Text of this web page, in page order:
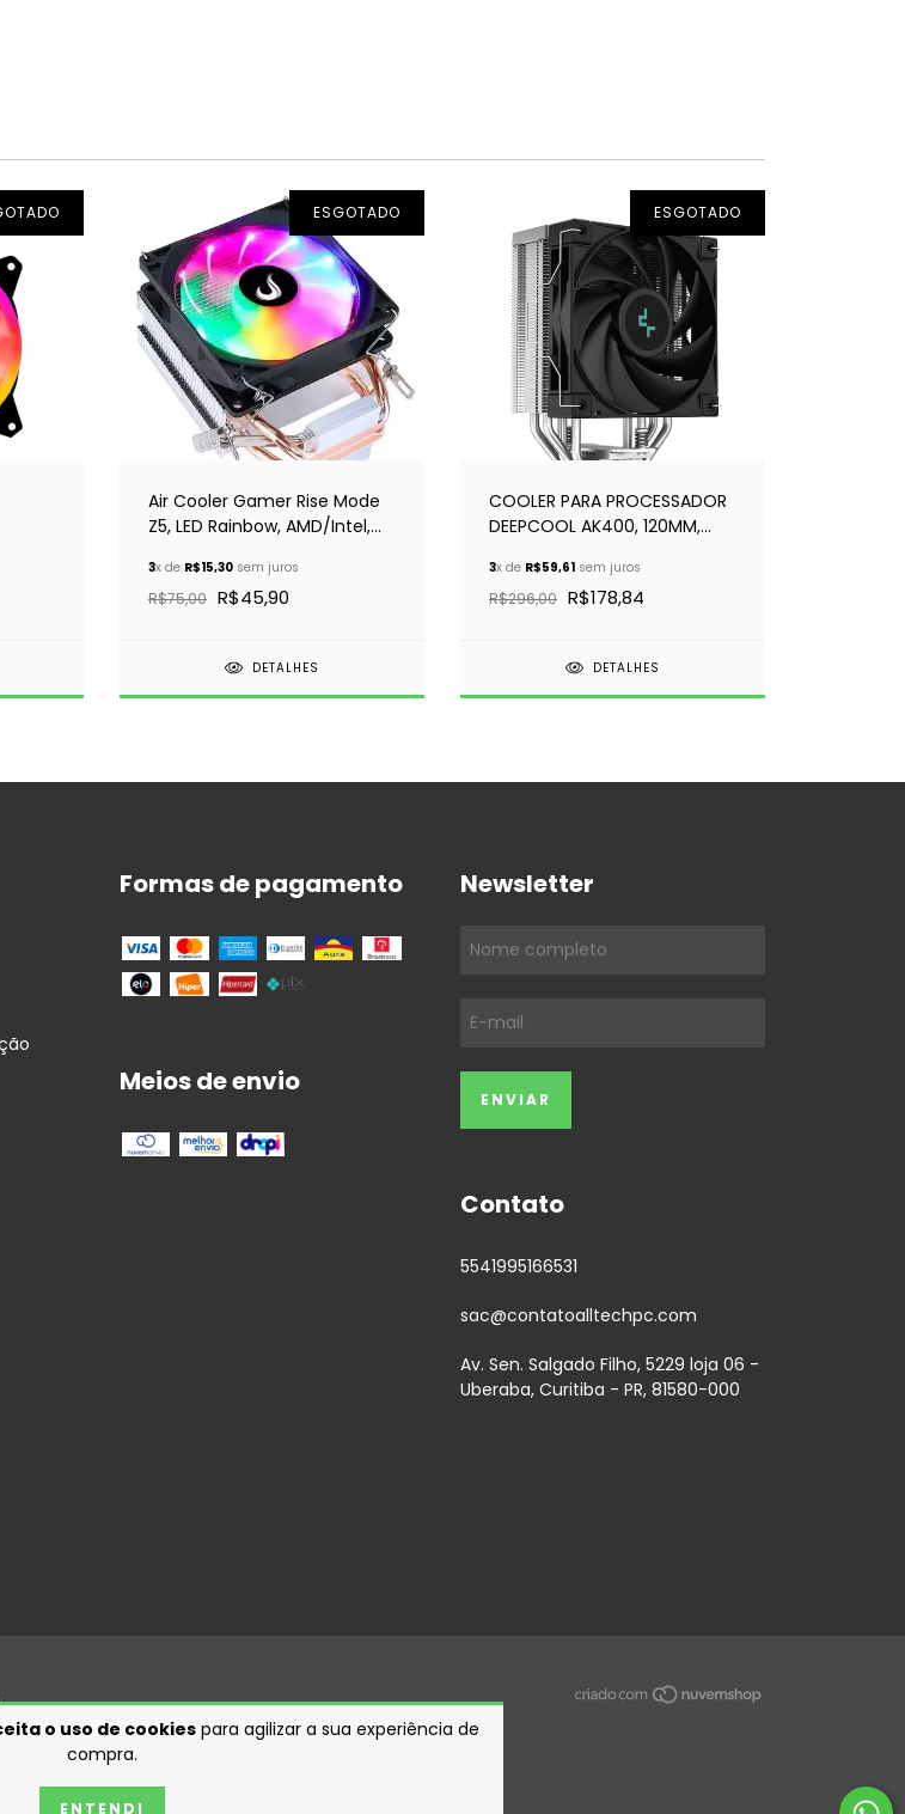
o uso de cookies para agilizar a sua experiência de
compra.
ENTENDI
ESGOTADO
Air Cooler Gamer Rise Mode
Z5, LED Rainbow, AMD/Intel,
RGB
3x de R$15,30 sem juros
R$75,00 R$45,90
DETALHES
ESGOTADO
COOLER PARA PROCESSADOR
DEEPCOOL AK400, 120MM,
3x de R$59,61 sem juros
R$296,00 R$178,84
DETALHES
Formas de pagamento
Meios de envio
Newsletter
Contato
5541995166531
sac@contatoalltechpc.com
Av. Sen. Salgado Filho, 5229 loja 06 -
Uberaba, Curitiba - PR, 81580-000